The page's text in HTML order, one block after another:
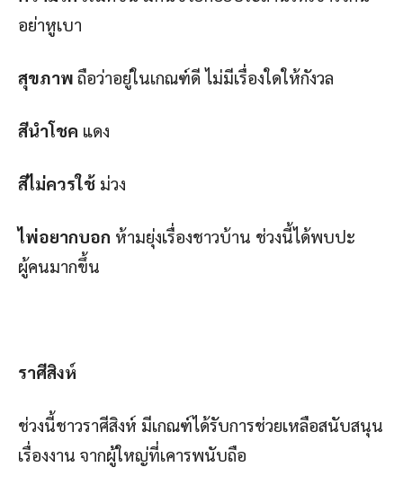
อย่าหูเบา
สุขภาพ ถือว่าอยู่ในเกณฑ์ดี ไม่มีเรื่องใดให้กังวล
สีนำโชค แดง
สีไม่ควรใช้ ม่วง
ไพ่อยากบอก ห้ามยุ่งเรื่องชาวบ้าน ช่วงนี้ได้พบปะ
ผู้คนมากขึ้น
ราศีสิงห์
ช่วงนี้ชาวราศีสิงห์ มีเกณฑ์ได้รับการช่วยเหลือสนับสนุน
เรื่องงาน จากผู้ใหญ่ที่เคารพนับถือ